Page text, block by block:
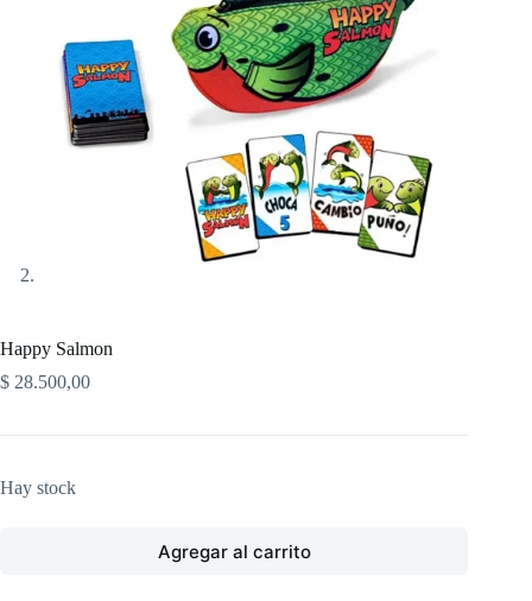
Happy Salmon
$ 28.500,00
Hay stock
Agregar al carrito